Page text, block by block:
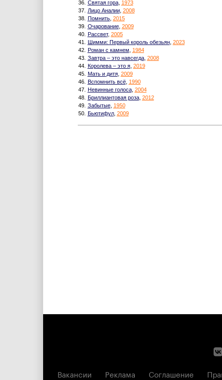
36. Святая гора, 1973
37.
Лицо Аналии, 2008
38. Помнить, 2015
39. Очарование, 2009
40. Рассвет, 2005
41.
Шимми: Первый король обезьян, 2023
42. Роман с камнем
1984
43. Завтра – это навсегда, 2008
44. Королева – это я, 2019
45. Мать и дитя, 2009
46. Вспомнить всё, 1990
47. Невинные голоса, 2004
48. Бриллиантовая роза, 2012
49. Забытые, 1950
50. Бьютифул, 2009
Вакансии Реклама Соглашение